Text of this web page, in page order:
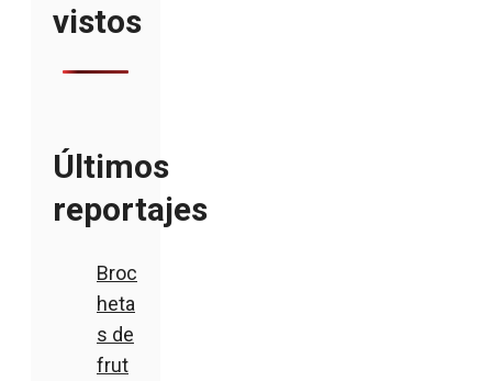
vistos
Últimos
reportajes
Broc
heta
s de
frut